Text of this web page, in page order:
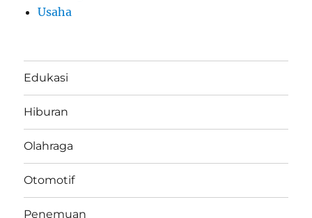
Usaha
Edukasi
Hiburan
Olahraga
Otomotif
Penemuan